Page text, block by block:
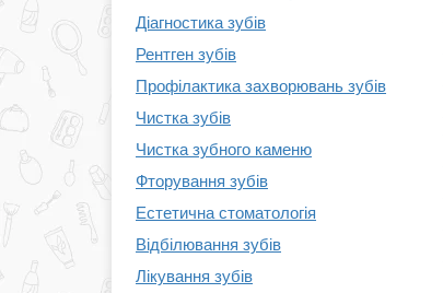
Діагностика зубів
Рентген зубів
Профілактика захворювань зубів
Чистка зубів
Чистка зубного каменю
Фторування зубів
Естетична стоматологія
Відбілювання зубів
Лікування зубів